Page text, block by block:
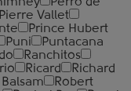
Pierre Vallet
Prince Hubert
Puni
Puntacana
Ranchitos
Ricard
Richard
Balsam
Robert